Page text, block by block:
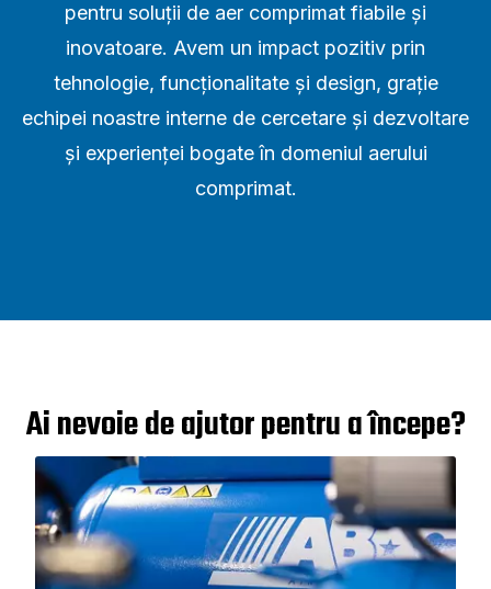
pentru soluții de aer comprimat fiabile și
inovatoare. Avem un impact pozitiv prin
tehnologie, funcționalitate și design, grație
echipei noastre interne de cercetare și dezvoltare
și experienței bogate în domeniul aerului
comprimat.
Ai nevoie de ajutor pentru a începe?